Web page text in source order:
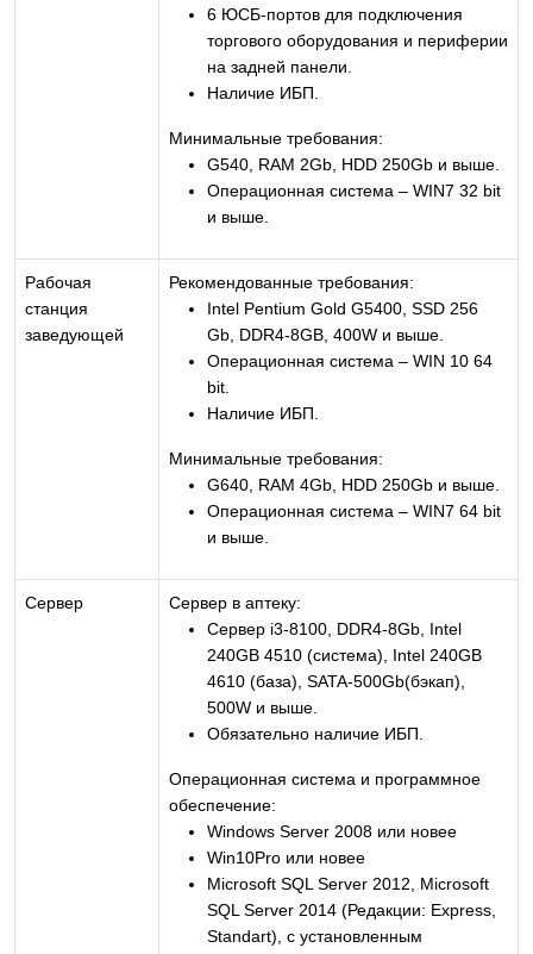
6 ЮСБ-портов для подключения
торгового оборудования и периферии
на задней панели.
Наличие ИБП.
Минимальные требования:
G540, RAM 2Gb, HDD 250Gb и выше.
Операционная система – WIN7 32 bit
и выше.
Рабочая
станция
заведующей
Рекомендованные требования:
Intel Pentium Gold G5400, SSD 256
Gb, DDR4-8GB, 400W и выше.
Операционная система – WIN 10 64
bit.
Наличие ИБП.
Минимальные требования:
G640, RAM 4Gb, HDD 250Gb и выше.
Операционная система – WIN7 64 bit
и выше.
Сервер
Сервер в аптеку:
Сервер i3-8100, DDR4-8Gb, Intel
240GB 4510 (система), Intel 240GB
4610 (база), SATA-500Gb(бэкап),
500W и выше.
Обязательно наличие ИБП.
Операционная система и программное
обеспечение:
Windows Server 2008 или новее
Win10Pro или новее
Microsoft SQL Server 2012, Microsoft
SQL Server 2014 (Редакции: Express,
Standart), c установленным